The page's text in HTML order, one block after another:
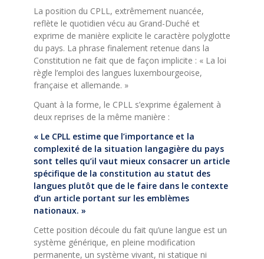
La position du CPLL, extrêmement nuancée,
reflète le quotidien vécu au Grand-Duché et
exprime de manière explicite le caractère polyglotte
du pays. La phrase finalement retenue dans la
Constitution ne fait que de façon implicite : « La loi
règle l’emploi des langues luxembourgeoise,
française et allemande. »
Quant à la forme, le CPLL s’exprime également à
deux reprises de la même manière :
« Le CPLL estime que l’importance et la
complexité de la situation langagière du pays
sont telles qu’il vaut mieux consacrer un article
spécifique de la constitution au statut des
langues plutôt que de le faire dans le contexte
d’un article portant sur les emblèmes
nationaux. »
Cette position découle du fait qu’une langue est un
système générique, en pleine modification
permanente, un système vivant, ni statique ni